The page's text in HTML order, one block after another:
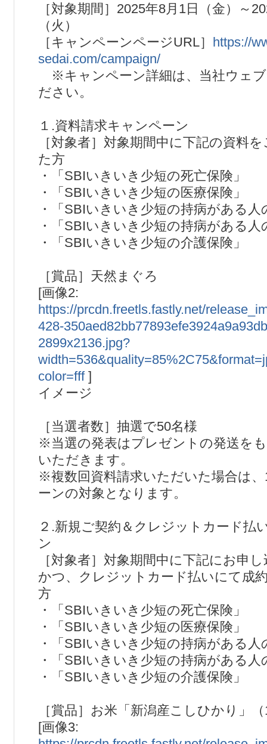
［対象期間］2025年8月1日（金）～
（火）
［キャンペーンページURL］ https://
sedai.com/campaign/
※キャンペーン詳細は、当社ウェ
ださい。
１.資料請求キャンペーン
［対象者］対象期間中に下記の資料
た方
・「SBIいきいき少短の死亡保険」
・「SBIいきいき少短の医療保険」
・「SBIいきいき少短の持病がある人
・「SBIいきいき少短の持病がある人
・「SBIいきいき少短の介護保険」
［賞品］天然まぐろ
[画像2:
https://prcdn.freetls.fastly.net/
428-
2899x2136.jpg?
color=fff]
イメージ
［当選者数］抽選で50名様
※当選の発表はプレゼントの発送を
いただきます。
※複数回資料請求いただいた場合は
ーンの対象となります。
２.新規ご契約＆クレジットカード払
ン
［対象者］対象期間中に下記にお申
かつ、クレジットカード払いにて成
方
・「SBIいきいき少短の死亡保険」
・「SBIいきいき少短の医療保険」
・「SBIいきいき少短の持病がある人
・「SBIいきいき少短の持病がある人
・「SBIいきいき少短の介護保険」
［賞品］お米「新潟産こしひかり」
[画像3: